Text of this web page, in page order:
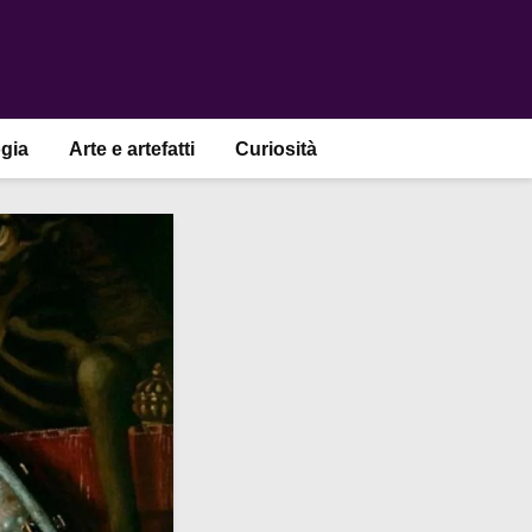
Arte e artefatti Curiosità